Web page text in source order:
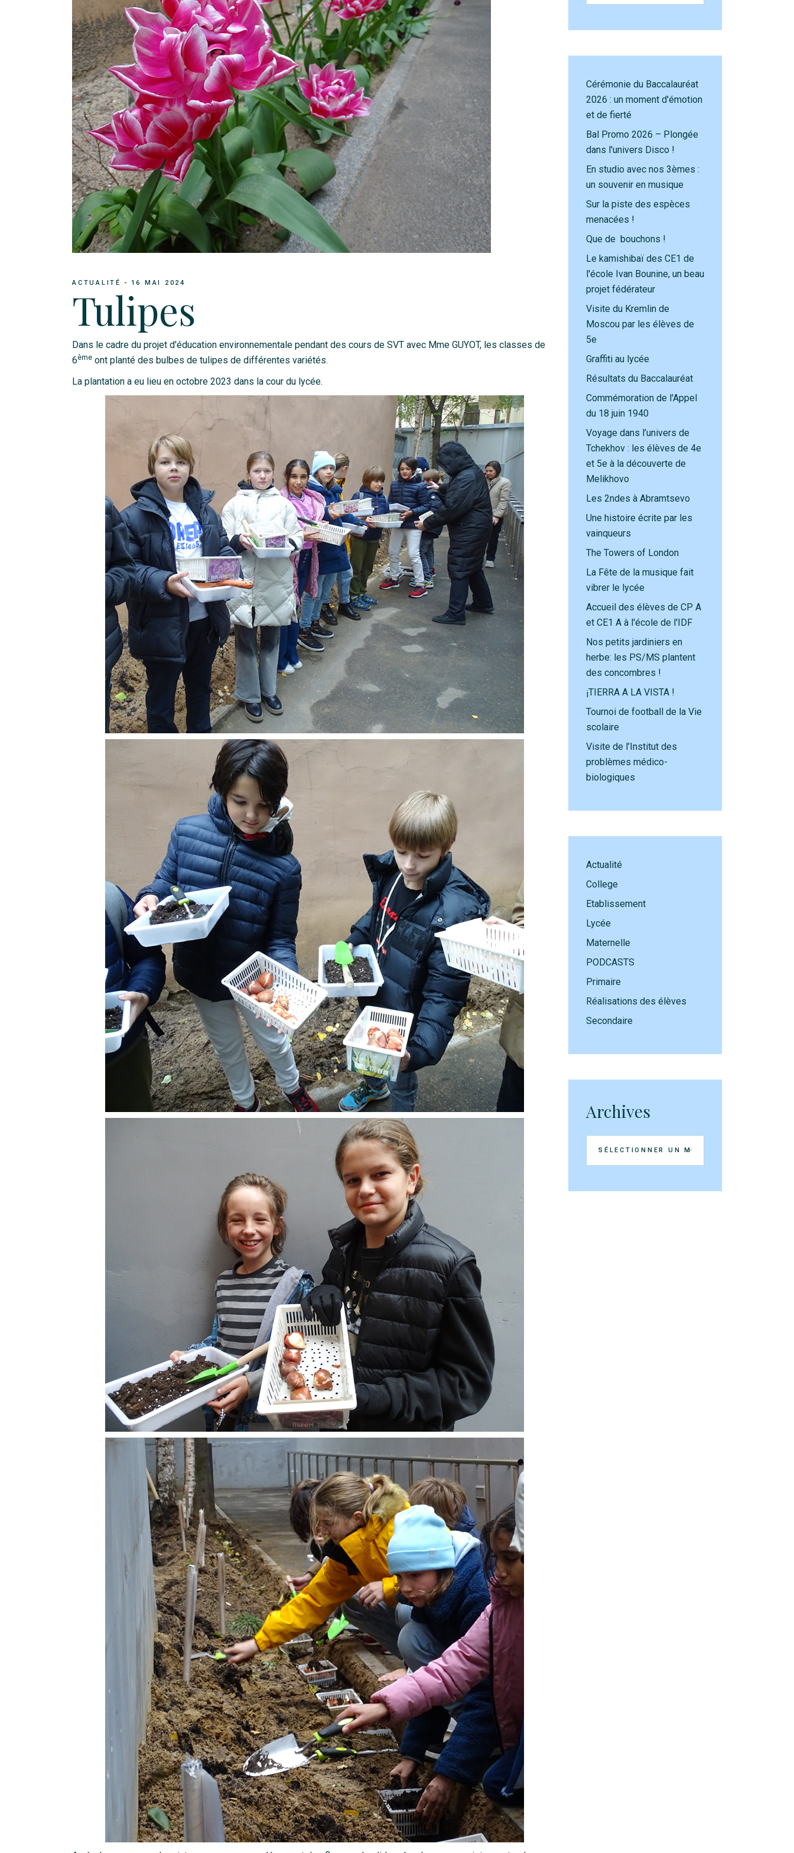
ACTUALITÉ 16 MAI 2024
Tulipes
Dans le cadre du projet d'éducation environnementale pendant des cours de SVT avec Mme GUYOT, les classes de
6ème ont planté des bulbes de tulipes de différentes variétés.
La plantation a eu lieu en octobre 2023 dans la cour du lycée.
Cérémonie du Baccalauréat
2026 : un moment d'émotion
et de fierté
Bal Promo 2026 – Plongée
dans l'univers Disco !
En studio avec nos 3èmes :
un souvenir en musique
Sur la piste des espèces
menacées !
Que de bouchons !
Le kamishibaï des CE1 de
l'école Ivan Bounine, un beau
projet fédérateur
Visite du Kremlin de
Moscou par les élèves de
5e
Graffiti au lycée
Résultats du Baccalauréat
Commémoration de l'Appel
du 18 juin 1940
Voyage dans l’univers de
Tchekhov : les élèves de 4e
et 5e à la découverte de
Melikhovo
Les 2ndes à Abramtsevo
Une histoire écrite par les
vainqueurs
The Towers of London
La Fête de la musique fait
vibrer le lycée
Accueil des élèves de CP A
et CE1 A à l'école de l'IDF
Nos petits jardiniers en
herbe: les PS/MS plantent
des concombres !
¡TIERRA A LA VISTA !
Tournoi de football de la Vie
scolaire
Visite de l’Institut des
problèmes médico-
biologiques
Actualité
College
Etablissement
Lycée
Maternelle
PODCASTS
Primaire
Réalisations des élèves
Secondaire
Archives
Archives